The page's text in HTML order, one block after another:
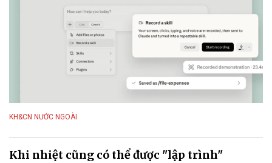
KH&CN NƯỚC NGOÀI
Khi nhiệt cũng có thể được "lập trình"